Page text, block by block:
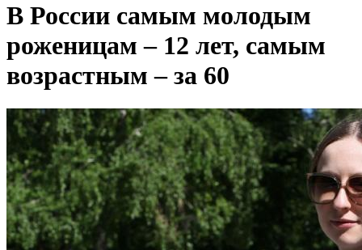
В России самым молодым
роженицам – 12 лет, самым
возрастным – за 60